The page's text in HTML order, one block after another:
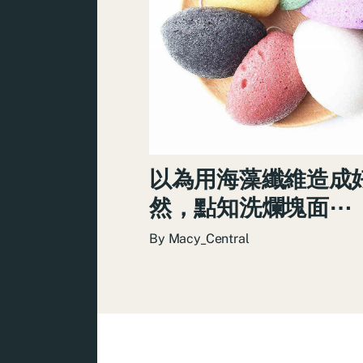
以為用海藻纖維造成
然，點知洗爛塊面⋯
By Macy_Central